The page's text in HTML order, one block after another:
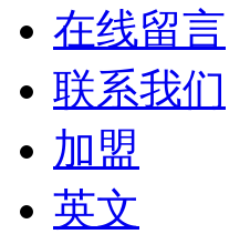
在线留言
联系我们
加盟
英文